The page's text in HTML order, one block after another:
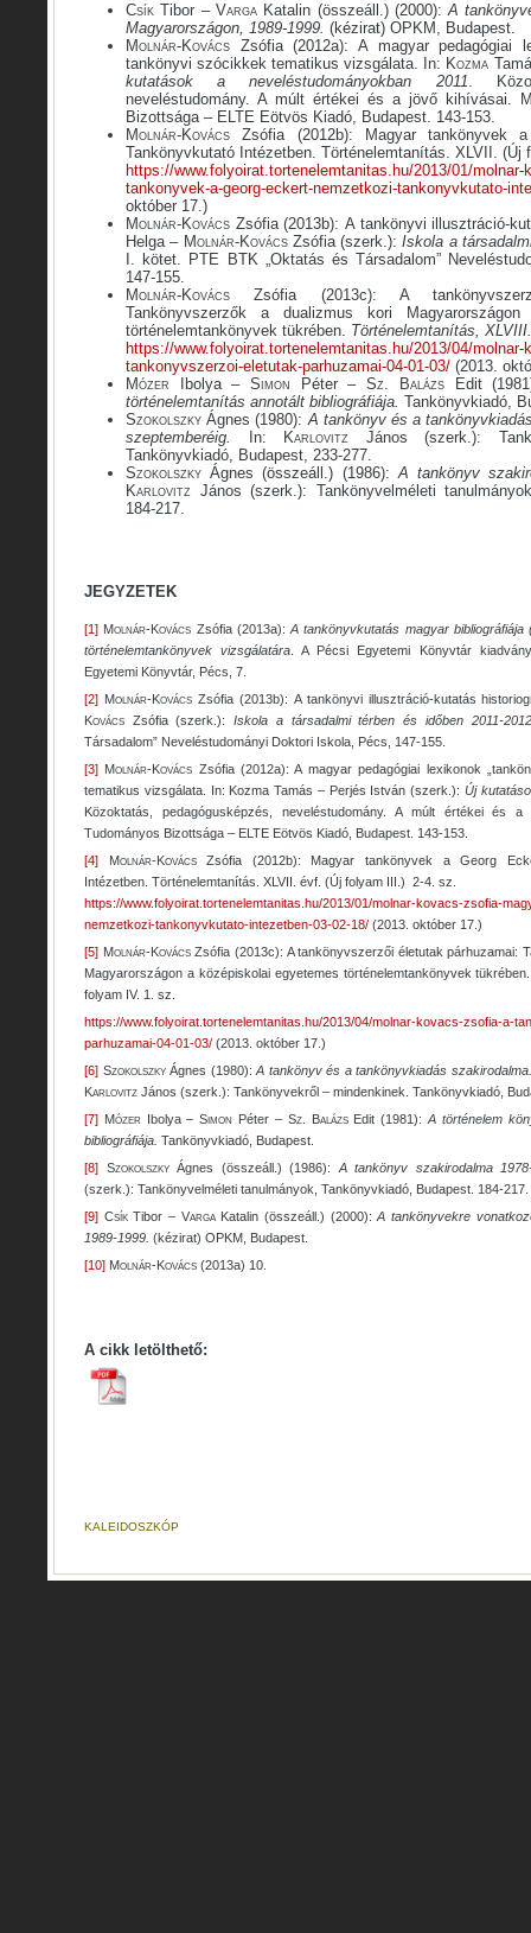
Csík Tibor – Varga Katalin (összeáll.) (2000):A
Magyarországon, 1989-1999. (kézirat) OPKM, Budapest.
Molnár-Kovács Zsófia (2012a): A magyar pedagógiai
tankönyvi szócikkek tematikus vizsgálata. In: Kozma
kutatások a neveléstudományokban 2011.
neveléstudomány. A múlt értékei és a jövő kihívásai.
Bizottsága – ELTE Eötvös Kiadó, Budapest. 143-153.
Molnár-KovácsZsófia (2012b): Magyar tankönyvek
Tankönyvkutató Intézetben. Történelemtanítás. XLVII. (Új
https://www.folyoirat.tortenelemtanitas.hu/2013/01/
tankonyvek-a-georg-eckert-nemzetkozi-tankonyvkutato-
október 17.)
Molnár-Kovács Zsófia (2013b): A tankönyvi illusztráció-
Helga – Molnár-KovácsZsófia (szerk.):Iskola a
I. kötet. PTE BTK „Oktatás és Társadalom”
147-155.
Molnár-KovácsZsófia (2013c): A
Tankönyvszerzők a dualizmus kori
történelemtankönyvek tükrében. Történelemtanítás,
https://www.folyoirat.tortenelemtanitas.hu/2013/04/molnar-
tankonyvszerzoi-eletutak-parhuzamai-04-01-03/ (2013.
Mózer
Ibolya– Simon Péter– Sz. Balázs
Edit
történelemtanítás annotált bibliográfiája. Tankönyvkiadó,
SzokolszkyÁgnes (1980):A tankönyv és a
szeptemberéig.
In: Karlovitz János (szerk.):
Tankönyvkiadó, Budapest, 233-277.
SzokolszkyÁgnes (összeáll.) (1986):A tankönyv
Karlovitz János (szerk.): Tankönyvelméleti
184-217.
JEGYZETEK
[1] Molnár-Kovács Zsófia (2013a):A tankönyvkutatás magyar
történelemtankönyvek vizsgálatára . A Pécsi Egyetemi Könyvtár
Egyetemi Könyvtár, Pécs, 7.
[2] Molnár-Kovács Zsófia (2013b): A tankönyvi illusztráció-kutatás
Kovács Zsófia (szerk.):Iskola a társadalmi térben és időben 2011-
Társadalom” Neveléstudományi Doktori Iskola, Pécs, 147-155.
[3] Molnár-Kovács Zsófia (2012a): A magyar pedagógiai lexikonok
tematikus vizsgálata. In: Kozma Tamás – Perjés István (szerk.): Új
Közoktatás, pedagógusképzés, neveléstudomány. A múlt értékei és
Tudományos Bizottsága – ELTE Eötvös Kiadó, Budapest. 143-153.
[4]
Molnár-KovácsZsófia (2012b): Magyar tankönyvek a Georg
Intézetben. Történelemtanítás. XLVII. évf. (Új folyam III.) 2-4. sz.
https://www.folyoirat.tortenelemtanitas.hu/2013/01/molnar-kovacs-zsofia-
nemzetkozi-tankonyvkutato-intezetben-03-02-18/ (2013. október 17.)
[5] Molnár-KovácsZsófia (2013c): A tankönyvszerzői életutak párhuzamai:
Magyarországon a középiskolai egyetemes történelemtankönyvek
folyam IV. 1. sz.
https://www.folyoirat.tortenelemtanitas.hu/2013/04/molnar-kovacs-zsofia-a-
parhuzamai-04-01-03/ (2013. október 17.)
[6] SzokolszkyÁgnes (1980):A tankönyv és a tankönyvkiadás
Karlovitz János (szerk.): Tankönyvekről – mindenkinek. Tankönyvkiadó,
[7] Mózer Ibolya– Simon Péter – Sz. Balázs Edit (1981): A történelem
bibliográfiája. Tankönyvkiadó, Budapest.
[8] Szokolszky Ágnes (összeáll.) (1986): A tankönyv szakirodalma
(szerk.): Tankönyvelméleti tanulmányok, Tankönyvkiadó, Budapest. 184-217.
[9] Csík Tibor – Varga Katalin (összeáll.) (2000):A tankönyvekre
1989-1999. (kézirat) OPKM, Budapest.
[10] Molnár-Kovács (2013a) 10.
A cikk letölthető:
KALEIDOSZKÓP